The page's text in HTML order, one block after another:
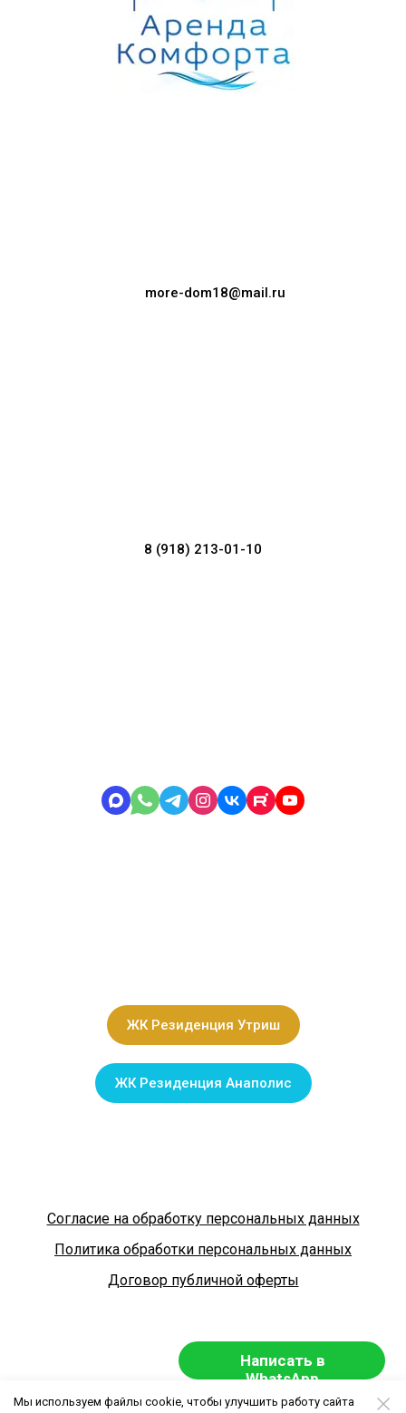
more-dom18@mail.ru
8 (918) 213-01-10
ЖК Резиденция Утриш
ЖК Резиденция Анаполис
Согласие на обработку персональных данных
Политика обработки персональных данных
Договор публичной оферты
Написать в
WhatsApp
Мы используем файлы cookie, чтобы улучшить работу сайта